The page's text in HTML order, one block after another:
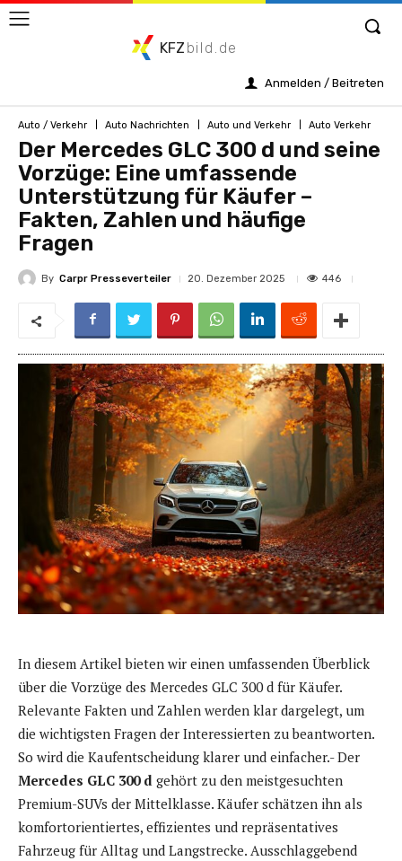
KFZ bild.de
Anmelden / Beitreten
Auto / Verkehr Auto Nachrichten Auto und Verkehr Auto Verkehr
Der Mercedes GLC 300 d und seine
Vorzüge: Eine umfassende
Unterstützung für Käufer –
Fakten, Zahlen und häufige
Fragen
By Carpr Presseverteiler 20. Dezember 2025 446
In diesem Artikel bieten wir einen umfassenden Überblick
über die Vorzüge des Mercedes GLC 300 d für Käufer.
Relevante Fakten und Zahlen werden klar dargelegt, um
die wichtigsten Fragen der Interessierten zu beantworten.
So wird die Kaufentscheidung klarer und einfacher.- Der
Mercedes GLC 300 d gehört zu den meistgesuchten
Premium-SUVs der Mittelklasse. Käufer schätzen ihn als
komfortorientiertes, effizientes und repräsentatives
Fahrzeug für Alltag und Langstrecke. Ausschlaggebend